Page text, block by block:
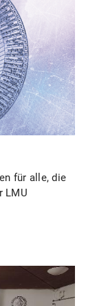
für alle, die
LMU